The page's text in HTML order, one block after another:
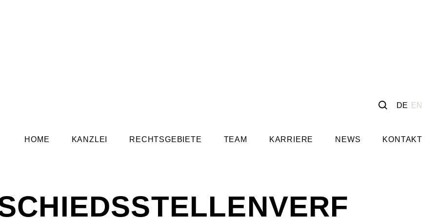
EN
DE
HOME KANZLEI RECHTSGEBIETE TEAM KARRIERE NEWS KONTAKT